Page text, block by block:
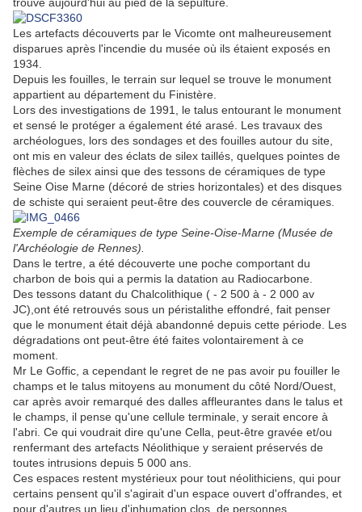
Les artefacts découverts par le Vicomte ont malheureusement
disparues après l'incendie du musée où ils étaient exposés en
1934.
Depuis les fouilles, le terrain sur lequel se trouve le monument
appartient au département du Finistère.
Lors des investigations de 1991, le talus entourant le monument
et sensé le protéger a également été arasé. Les travaux des
archéologues, lors des sondages et des fouilles autour du site,
ont mis en valeur des éclats de silex taillés, quelques pointes de
flèches de silex ainsi que des tessons de céramiques de type
Seine Oise Marne (décoré de stries horizontales) et des disques
de schiste qui seraient peut-être des couvercle de céramiques.
Exemple de céramiques de type Seine-Oise-Marne (Musée de
l'Archéologie de Rennes).
Dans le tertre, a été découverte une poche comportant du
charbon de bois qui a permis la datation au Radiocarbone.
Des tessons datant du Chalcolithique ( - 2 500 à - 2 000 av
JC),ont été retrouvés sous un péristalithe effondré, fait penser
que le monument était déjà abandonné depuis cette période. Les
dégradations ont peut-être été faites volontairement à ce
moment.
Mr Le Goffic, a cependant le regret de ne pas avoir pu fouiller le
champs et le talus mitoyens au monument du côté Nord/Ouest,
car après avoir remarqué des dalles affleurantes dans le talus et
le champs, il pense qu'une cellule terminale, y serait encore à
l'abri. Ce qui voudrait dire qu'une Cella, peut-être gravée et/ou
renfermant des artefacts Néolithique y seraient préservés de
toutes intrusions depuis 5 000 ans.
Ces espaces restent mystérieux pour tout néolithiciens, qui pour
certains pensent qu'il s'agirait d'un espace ouvert d'offrandes, et
pour d'autres un lieu d'inhumation clos, de personnes